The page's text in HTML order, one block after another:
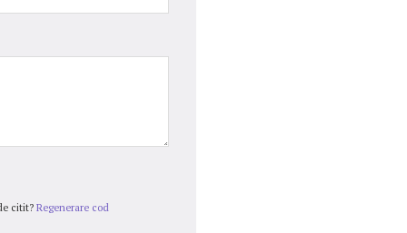
citit? Regenerare cod